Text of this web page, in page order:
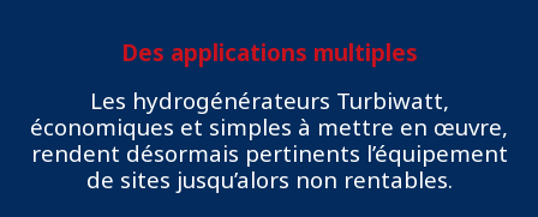
Des applications multiples
Les hydrogénérateurs Turbiwatt,
économiques et simples à mettre en œuvre,
rendent désormais pertinents l’équipement
de sites jusqu’alors non rentables.